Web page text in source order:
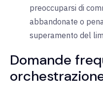
preoccuparsi di
abbandonate o
superamento del
Domande